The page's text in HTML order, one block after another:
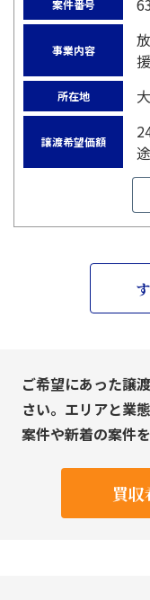
案件番号
事業内容
援
所在地
譲渡希望価額
ご希望にあった譲
さい。エリアと業
案件や新着の案件
買